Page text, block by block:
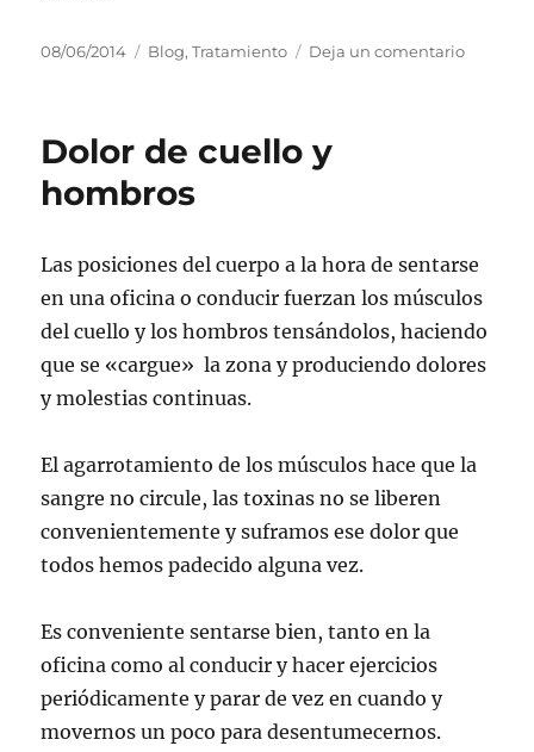
Publicado
08/06/2014 Categorías
Blog,Tratamiento Deja un comentarioen
Dolor de cuello y
hombros
Las posiciones del cuerpo a la hora de sentarse
en una oficina o conducir fuerzan los músculos
del cuello y los hombros tensándolos, haciendo
que se «cargue» la zona y produciendo dolores
y molestias continuas.
El agarrotamiento de los músculos hace que la
sangre no circule, las toxinas no se liberen
convenientemente y suframos ese dolor que
todos hemos padecido alguna vez.
Es conveniente sentarse bien, tanto en la
oficina como al conducir y hacer ejercicios
periódicamente y parar de vez en cuando y
movernos un poco para desentumecernos.